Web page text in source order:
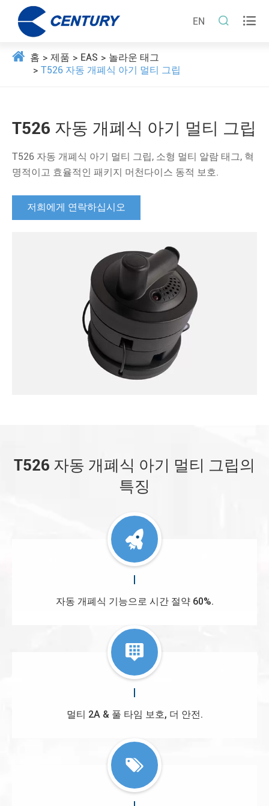
EN  
홈 제품 EAS
놀라운 태그
T526 자동 개폐식 아기 멀티 그립
T526 자동 개폐식 아기 멀티 그립
T526 자동 개폐식 아기 멀티 그립, 소형 멀티 알람 태그, 혁
명적이고 효율적인 패키지 머천다이스 동적 보호.
저희에게 연락하십시오
T526 자동 개폐식 아기 멀티 그립의
특징
자동 개폐식 기능으로 시간 절약 60%.
멀티 2A & 풀 타임 보호, 더 안전.